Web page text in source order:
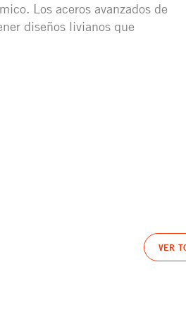
Los aceros avanzados de
diseños livianos que
VER